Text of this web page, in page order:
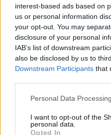
interest-based ads based on
us or personal information
your opt-out. You may
disclosure of your personal
IAB’s list of downstream
also be disclosed by us to
Downstream Participants that
Please note that this website/
not limited to your visit or
grant or deny consent to
Personal Data
I want to opt-out of the
personal data.
Opted In